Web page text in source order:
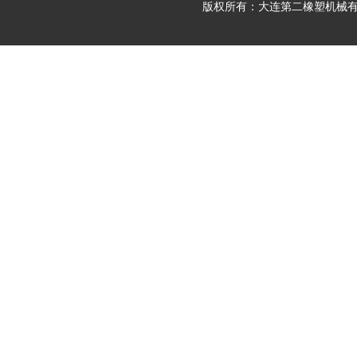
版权所有：大连第二橡塑机械